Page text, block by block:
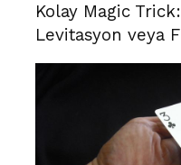
Kolay Magic
Levitasyon veya